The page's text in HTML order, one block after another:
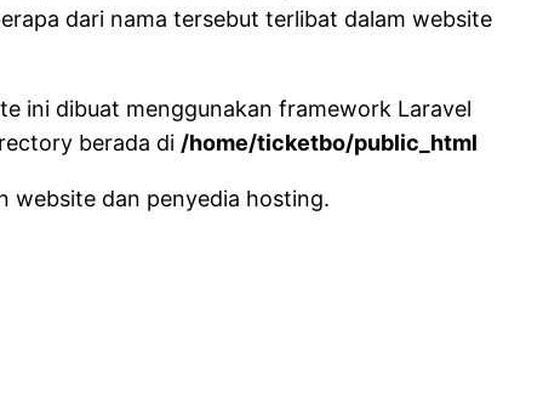
dari nama tersebut terlibat dalam website
ini dibuat menggunakan framework Laravel
berada di /home/ticketbo/public_html
website dan penyedia hosting.